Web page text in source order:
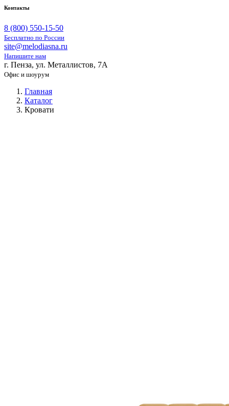
Контакты
8 (800) 550-15-50
Бесплатно по России
site@melodiasna.ru
Напишите нам
г. Пенза, ул. Металлистов, 7А
Офис и шоурум
Главная
Каталог
Кровати